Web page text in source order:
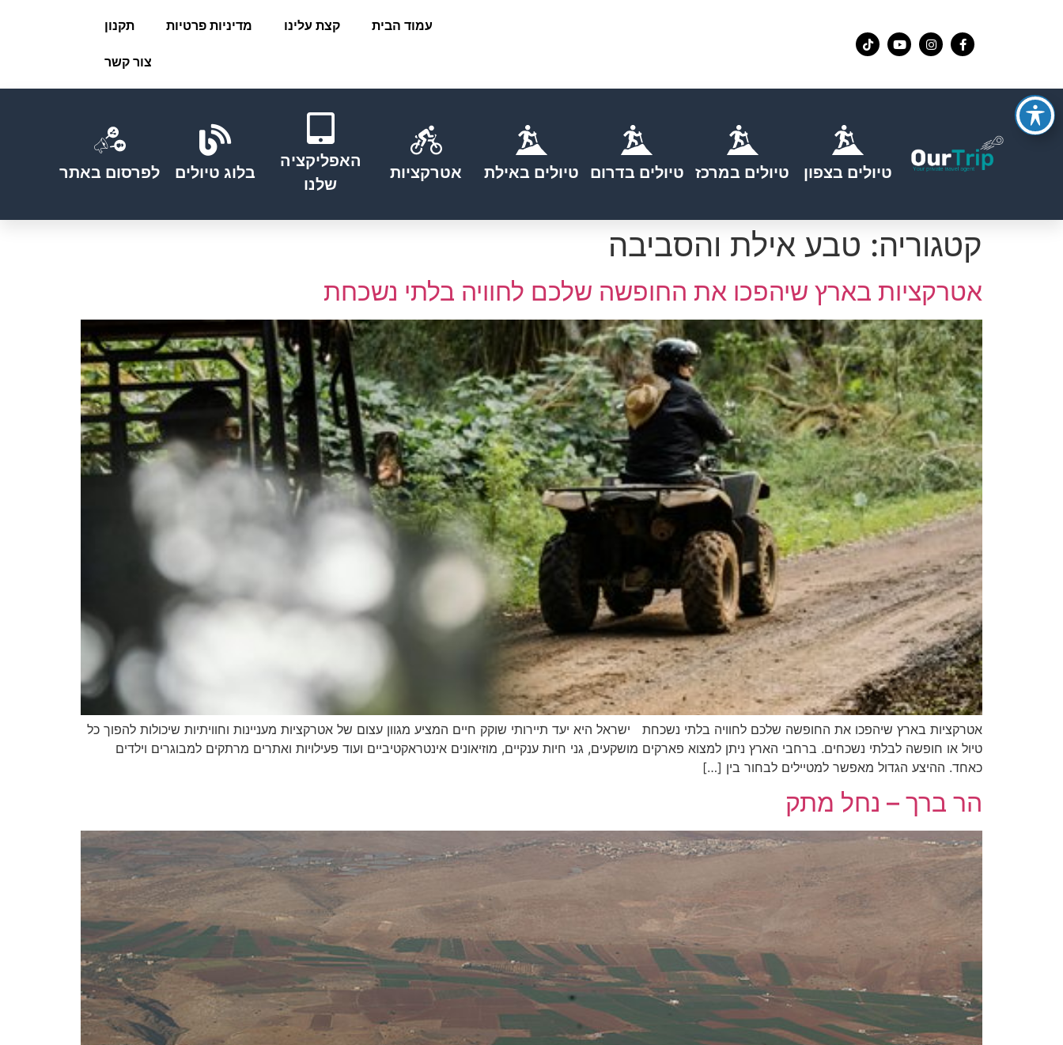
עמוד הבית קצת עלינו מדיניות פרטיות תקנון
צור קשר
טיולים בצפון טיולים במרכז טיולים בדרום טיולים באילת אטרקציות
האפליקציה
שלנו
בלוג טיולים לפרסום באתר
קטגוריה: טבע אילת והסביבה
אטרקציות בארץ שיהפכו את החופשה שלכם לחוויה בלתי נשכחת
אטרקציות בארץ שיהפכו את החופשה שלכם לחוויה בלתי נשכחת ישראל היא יעד תיירותי שוקק חיים המציע מגוון עצום של אטרקציות מעניינות וחוויתיות שיכולות להפוך כל
טיול או חופשה לבלתי נשכחים. ברחבי הארץ ניתן למצוא פארקים מושקעים, גני חיות ענקיים, מוזיאונים אינטראקטיביים ועוד פעילויות ואתרים מרתקים למבוגרים וילדים
כאחד. ההיצע הגדול מאפשר למטיילים לבחור בין […]
הר ברך – נחל מתק